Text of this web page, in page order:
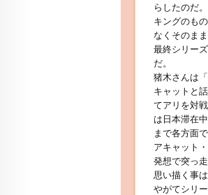
らしたのだ
キングのも
なくそのま
最終シリー
だ。
猪木さんは
キャットと
てアリを対
は日本滞在
まで各方面
アキャット
発想で突っ
思い描く事
やがてシリ